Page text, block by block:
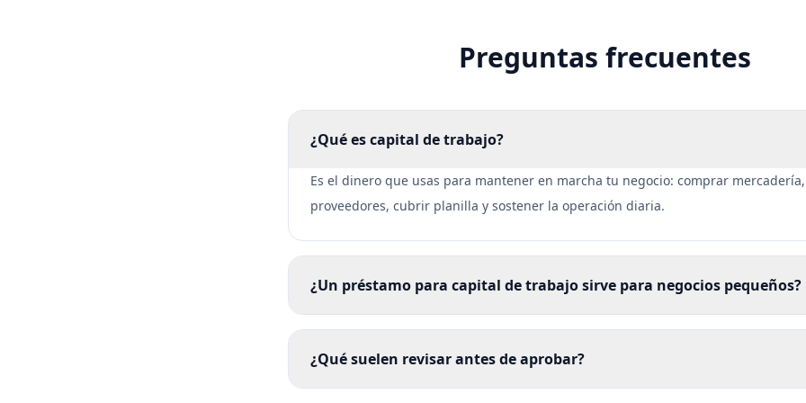
Preguntas frecuentes
¿Qué es capital de trabajo?
Es el dinero que usas para mantener en marcha tu negocio: comprar
proveedores, cubrir planilla y sostener la operación diaria.
¿Un préstamo para capital de trabajo sirve para negocios pequeños?
¿Qué suelen revisar antes de aprobar?